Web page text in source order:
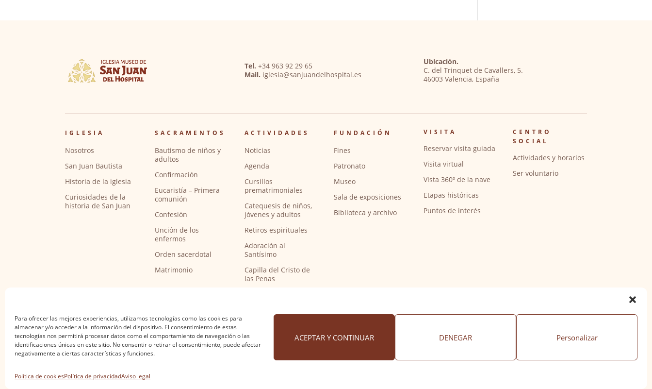
Para ofrecer las mejores experiencias, utilizamos tecnologías como las cookies para
almacenar y/o acceder a la información del dispositivo. El consentimiento de estas
tecnologías nos permitirá procesar datos como el comportamiento de navegación o las
identificaciones únicas en este sitio. No consentir o retirar el consentimiento, puede afectar
negativamente a ciertas características y funciones.
ACEPTAR Y CONTINUAR DENEGAR Personalizar
Política de cookiesPolítica de privacidadAviso legal
Tel. +34 963 92 29 65
Mail. iglesia@sanjuandelhospital.es
Ubicación.
C. del Trinquet de Cavallers, 5.
46003 Valencia, España
IGLESIA
Nosotros
San Juan Bautista
Historia de la iglesia
Curiosidades de la
historia de San Juan
SACRAMENTOS
Bautismo de niños y
adultos
Confirmación
Eucaristía – Primera
comunión
Confesión
Unción de los
enfermos
Orden sacerdotal
Matrimonio
ACTIVIDADES
Noticias
Agenda
Cursillos
prematrimoniales
Catequesis de niños,
jóvenes y adultos
Retiros espirituales
Adoración al
Santísimo
Capilla del Cristo de
las Penas
peregrinos del
FUNDACIÓN
Fines
Patronato
Museo
Sala de exposiciones
Biblioteca y archivo
VISITA
Reservar visita guiada
Visita virtual
Vista 360º de la nave
Etapas históricas
Puntos de interés
CENTRO
SOCIAL
Actividades y horarios
Ser voluntario
Aviso legal· Política de privacidad